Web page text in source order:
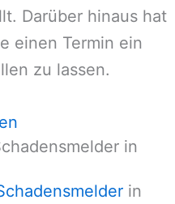
Darüber hinaus hat
einen Termin ein
zu lassen.
in
in